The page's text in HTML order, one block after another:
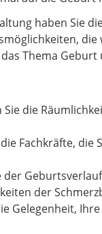
haben Sie
Thema
Sie die
Fachkräfte,
der
der
Gelegenheit,